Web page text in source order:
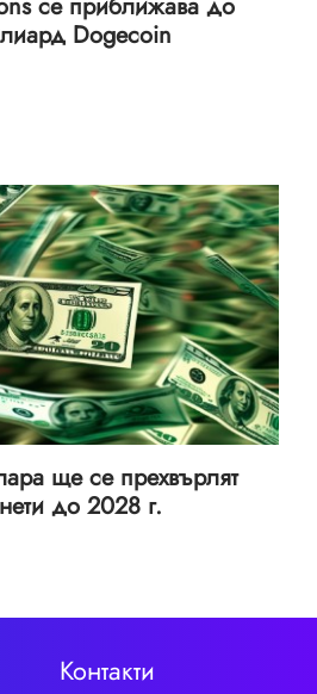
Dogecoin
ще се прехвърлят
до 2028 г.
Контакти